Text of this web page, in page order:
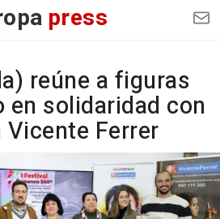
press
reúne a figuras
solidaridad con
Ferrer